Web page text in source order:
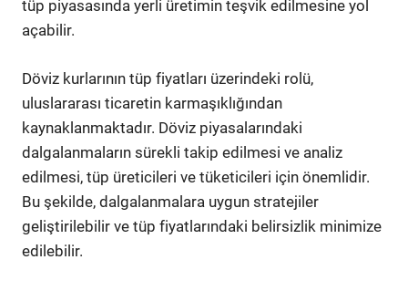
tüp piyasasında yerli üretimin teşvik edilmesine yol
açabilir.
Döviz kurlarının tüp fiyatları üzerindeki rolü,
uluslararası ticaretin karmaşıklığından
kaynaklanmaktadır. Döviz piyasalarındaki
dalgalanmaların sürekli takip edilmesi ve analiz
edilmesi, tüp üreticileri ve tüketicileri için önemlidir.
Bu şekilde, dalgalanmalara uygun stratejiler
geliştirilebilir ve tüp fiyatlarındaki belirsizlik minimize
edilebilir.